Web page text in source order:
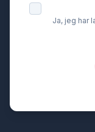
Ja, jeg har